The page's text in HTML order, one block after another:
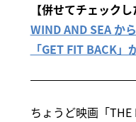
【併せてチェックし
WIND AND SEA か
「GET FIT BACK」
ちょうど映画「THE